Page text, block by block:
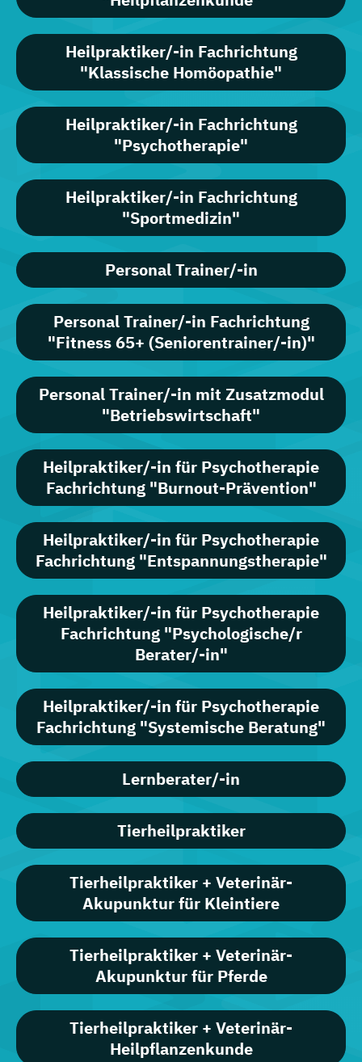
Heilpraktiker/-in Fachrichtung
"Klassische Homöopathie"
Heilpraktiker/-in Fachrichtung
"Psychotherapie"
Heilpraktiker/-in Fachrichtung
"Sportmedizin"
Personal Trainer/-in
Personal Trainer/-in Fachrichtung
"Fitness 65+ (Seniorentrainer/-in)"
Personal Trainer/-in mit Zusatzmodul
"Betriebswirtschaft"
Heilpraktiker/-in für Psychotherapie
Fachrichtung "Burnout-Prävention"
Heilpraktiker/-in für Psychotherapie
Fachrichtung "Entspannungstherapie"
Heilpraktiker/-in für Psychotherapie
Fachrichtung "Psychologische/r
Berater/-in"
Heilpraktiker/-in für Psychotherapie
Fachrichtung "Systemische Beratung"
Lernberater/-in
Tierheilpraktiker
Tierheilpraktiker + Veterinär-
Akupunktur für Kleintiere
Tierheilpraktiker + Veterinär-
Akupunktur für Pferde
Tierheilpraktiker + Veterinär-
Heilpflanzenkunde